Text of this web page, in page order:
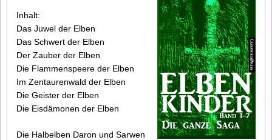
Inhalt:
Das Juwel der Elben
Das Schwert der Elben
Der Zauber der Elben
Die Flammenspeere der Elben
Im Zentaurenwald der Elben
Die Geister der Elben
Die Eisdämonen der Elben
Die Halbelben Daron und Sarwen